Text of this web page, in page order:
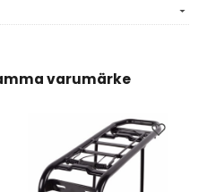
varumärke